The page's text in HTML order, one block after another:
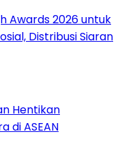
Awards 2026 untuk
Distribusi Siaran
Hentikan
di ASEAN